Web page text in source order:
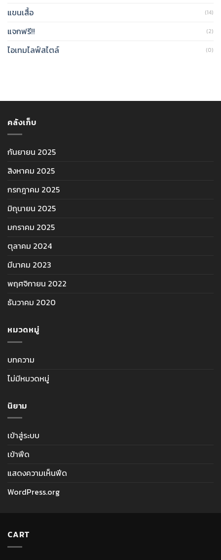
แขนเสื้อ (14)
แจกฟรี!! (2)
ไอเทมไลฟ์สไตล์ (0)
คลังเก็บ
กันยายน 2025
สิงหาคม 2025
กรกฎาคม 2025
มิถุนายน 2025
มกราคม 2025
ตุลาคม 2024
มีนาคม 2023
พฤศจิกายน 2022
ธันวาคม 2020
หมวดหมู่
บทความ
ไม่มีหมวดหมู่
นิยาม
เข้าสู่ระบบ
เข้าฟีด
แสดงความเห็นฟีด
WordPress.org
CART